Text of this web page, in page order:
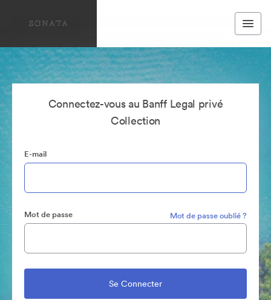
Connectez-vous au Banff Legal privé
Collection
E-mail
Mot de passe Mot de passe oublié ?